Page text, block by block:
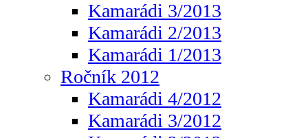
Kamarádi 3/2013
Kamarádi 2/2013
Kamarádi 1/2013
Ročník 2012
Kamarádi 4/2012
Kamarádi 3/2012